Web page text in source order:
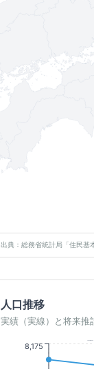
出典：総務省統計局「住民基
人口推移
実績（実線）と将来推
8,175